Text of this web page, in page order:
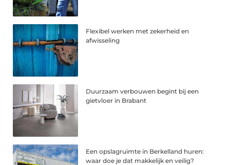
Flexibel werken met zekerheid en
afwisseling
Duurzaam verbouwen begint bij een
gietvloer in Brabant
Een opslagruimte in Berkelland huren:
waar doe je dat makkelijk en veilig?